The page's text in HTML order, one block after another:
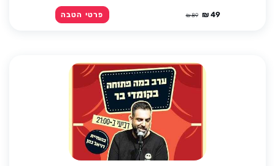
49 ₪
89 ₪ פרטי הטבה